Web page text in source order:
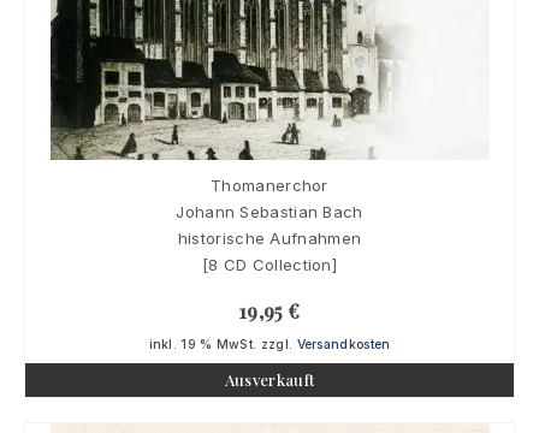
Thomanerchor
Johann Sebastian Bach
historische Aufnahmen
[8 CD Collection]
19,95 €
inkl. 19 % MwSt. zzgl. Versandkosten
Ausverkauft